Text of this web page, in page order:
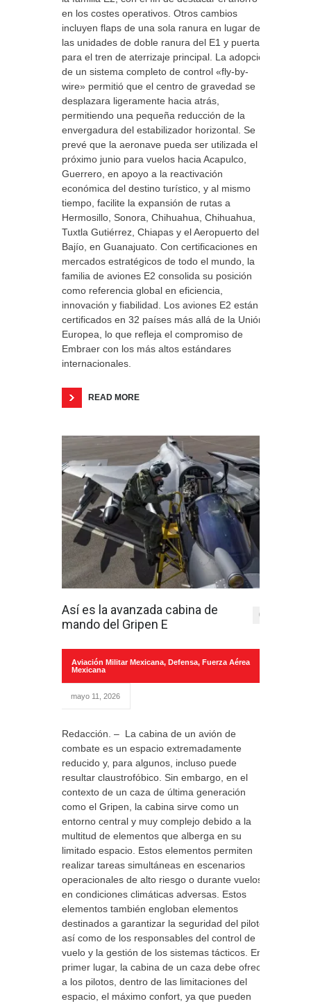
en los costes operativos. Otros cambios
incluyen flaps de una sola ranura en lugar de
las unidades de doble ranura del E1 y puertas
para el tren de aterrizaje principal. La adopción
de un sistema completo de control «fly-by-
wire» permitió que el centro de gravedad se
desplazara ligeramente hacia atrás,
permitiendo una pequeña reducción de la
envergadura del estabilizador horizontal. Se
prevé que la aeronave pueda ser utilizada el
próximo junio para vuelos hacia Acapulco,
Guerrero, en apoyo a la reactivación
económica del destino turístico, y al mismo
tiempo, facilite la expansión de rutas a
Hermosillo, Sonora, Chihuahua, Chihuahua,
Tuxtla Gutiérrez, Chiapas y el Aeropuerto del
Bajío, en Guanajuato. Con certificaciones en
mercados estratégicos de todo el mundo, la
familia de aviones E2 consolida su posición
como referencia global en eficiencia,
innovación y fiabilidad. Los aviones E2 están
certificados en 32 países más allá de la Unión
Europea, lo que refleja el compromiso de
Embraer con los más altos estándares
internacionales.
READ MORE
Así es la avanzada cabina de
mando del Gripen E
0
Aviación Militar Mexicana, Defensa, Fuerza Aérea
Mexicana
mayo 11, 2026
Redacción. – La cabina de un avión de
combate es un espacio extremadamente
reducido y, para algunos, incluso puede
resultar claustrofóbico. Sin embargo, en el
contexto de un caza de última generación
como el Gripen, la cabina sirve como un
entorno central y muy complejo debido a la
multitud de elementos que alberga en su
limitado espacio. Estos elementos permiten
realizar tareas simultáneas en escenarios
operacionales de alto riesgo o durante vuelos
en condiciones climáticas adversas. Estos
elementos también engloban elementos
destinados a garantizar la seguridad del piloto,
así como de los responsables del control de
vuelo y la gestión de los sistemas tácticos. En
primer lugar, la cabina de un caza debe ofrecer
a los pilotos, dentro de las limitaciones del
espacio, el máximo confort, ya que pueden